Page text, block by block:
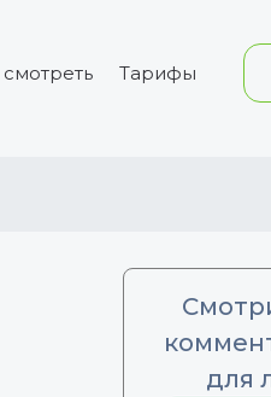
Тарифы
для